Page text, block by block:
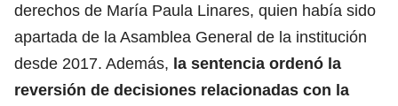
derechos de María Paula Linares, quien había sido
apartada de la Asamblea General de la institución
desde 2017. Además, la sentencia ordenó la
reversión de decisiones relacionadas con la